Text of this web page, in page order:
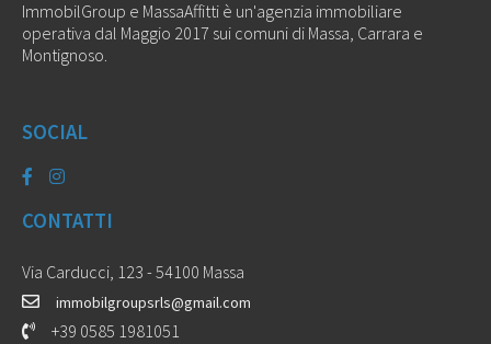
ImmobilGroup e MassaAffitti è un'agenzia immobiliare
operativa dal Maggio 2017 sui comuni di Massa, Carrara e
Montignoso.
SOCIAL
CONTATTI
Via Carducci, 123 - 54100 Massa
immobilgroupsrls@gmail.com
+39 0585 1981051